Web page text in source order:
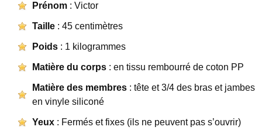
Prénom : Victor
Taille : 45 centimètres
Poids : 1 kilogrammes
Matière du corps : en tissu rembourré de coton PP
Matière des membres : tête et 3/4 des bras et jambes
en vinyle siliconé
Yeux : Fermés et fixes (ils ne peuvent pas s’ouvrir)